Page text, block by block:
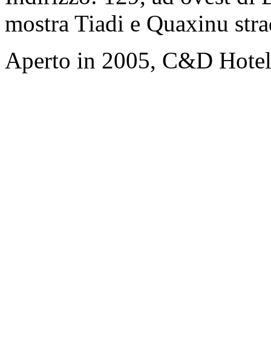
mostra Tiadi e Quaxinu
Aperto in 2005, C&D